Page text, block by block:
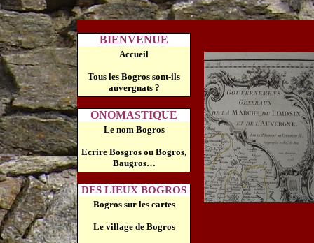
BIENVENUE
Accueil
Tous les Bogros sont-ils
auvergnats ?
ONOMASTIQUE
Le nom Bogros
Ecrire Bosgros ou Bogros,
Baugros…
DES LIEUX BOGROS
Bogros sur les cartes
Le village de Bogros